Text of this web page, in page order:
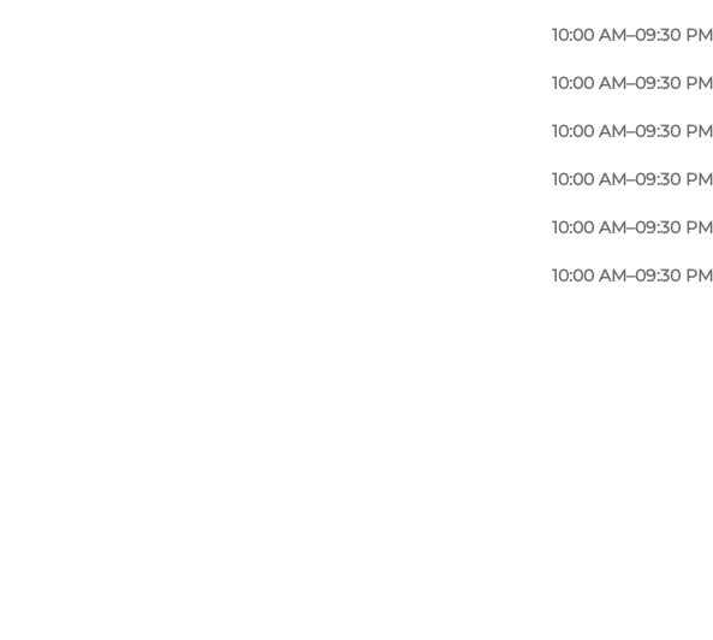
10:00 AM–09:30 PM
10:00 AM–09:30 PM
10:00 AM–09:30 PM
10:00 AM–09:30 PM
10:00 AM–09:30 PM
10:00 AM–09:30 PM